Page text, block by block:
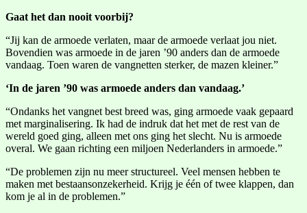
Gaat het dan nooit voorbij?
“Jij kan de armoede verlaten, maar de armoede verlaat jou niet.
Bovendien was armoede in de jaren ’90 anders dan de armoede
vandaag. Toen waren de vangnetten sterker, de mazen kleiner.”
‘In de jaren ’90 was armoede anders dan vandaag.’
“Ondanks het vangnet best breed was, ging armoede vaak gepaard
met marginalisering. Ik had de indruk dat het met de rest van de
wereld goed ging, alleen met ons ging het slecht. Nu is armoede
overal. We gaan richting een miljoen Nederlanders in armoede.”
“De problemen zijn nu meer structureel. Veel mensen hebben te
maken met bestaansonzekerheid. Krijg je één of twee klappen, dan
kom je al in de problemen.”